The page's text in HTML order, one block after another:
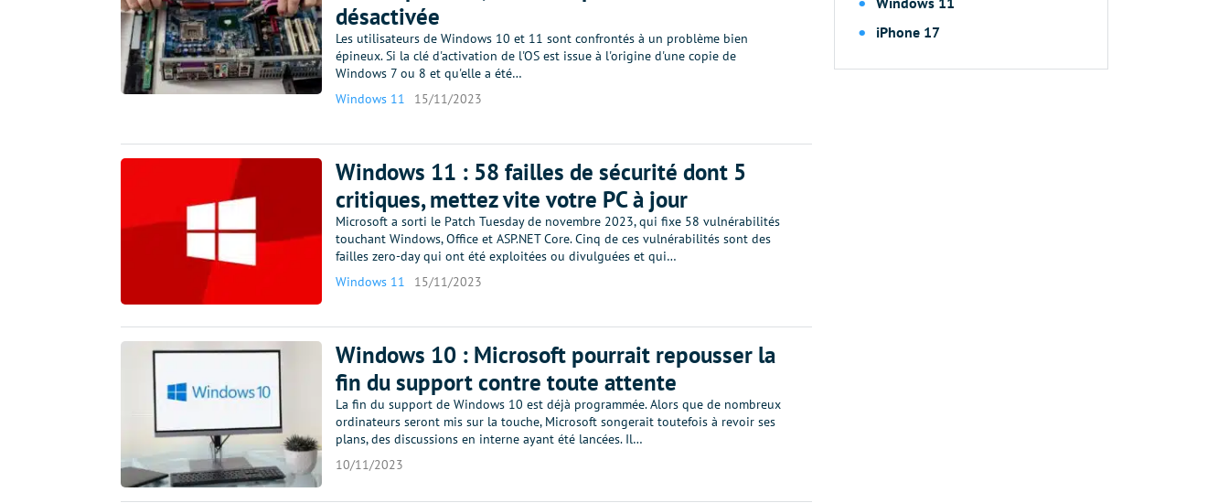
désactivée
Les utilisateurs de Windows 10 et 11 sont confrontés à un problème bien
épineux. Si la clé d'activation de l'OS est issue à l'origine d'une copie de
Windows 7 ou 8 et qu'elle a été…
Windows 11
15/11/2023
Windows 11 : 58 failles de sécurité dont 5
critiques, mettez vite votre PC à jour
Microsoft a sorti le Patch Tuesday de novembre 2023, qui fixe 58 vulnérabilités
touchant Windows, Office et ASP.NET Core. Cinq de ces vulnérabilités sont des
failles zero-day qui ont été exploitées ou divulguées et qui…
Windows 11
15/11/2023
Windows 10 : Microsoft pourrait repousser la
fin du support contre toute attente
La fin du support de Windows 10 est déjà programmée. Alors que de nombreux
ordinateurs seront mis sur la touche, Microsoft songerait toutefois à revoir ses
plans, des discussions en interne ayant été lancées. Il…
10/11/2023
iPhone 17